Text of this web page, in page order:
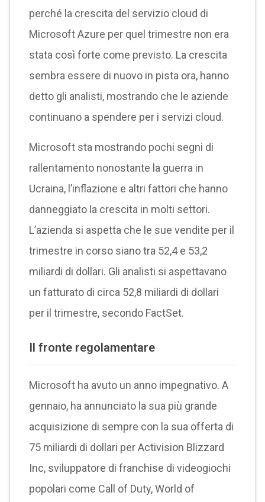
perché la crescita del servizio cloud di
Microsoft Azure per quel trimestre non era
stata così forte come previsto. La crescita
sembra essere di nuovo in pista ora, hanno
detto gli analisti, mostrando che le aziende
continuano a spendere per i servizi cloud.
Microsoft sta mostrando pochi segni di
rallentamento nonostante la guerra in
Ucraina, l’inflazione e altri fattori che hanno
danneggiato la crescita in molti settori.
L’azienda si aspetta che le sue vendite per il
trimestre in corso siano tra 52,4 e 53,2
miliardi di dollari. Gli analisti si aspettavano
un fatturato di circa 52,8 miliardi di dollari
per il trimestre, secondo FactSet.
Il fronte regolamentare
Microsoft ha avuto un anno impegnativo. A
gennaio, ha annunciato la sua più grande
acquisizione di sempre con la sua offerta di
75 miliardi di dollari per Activision Blizzard
Inc, sviluppatore di franchise di videogiochi
popolari come Call of Duty, World of